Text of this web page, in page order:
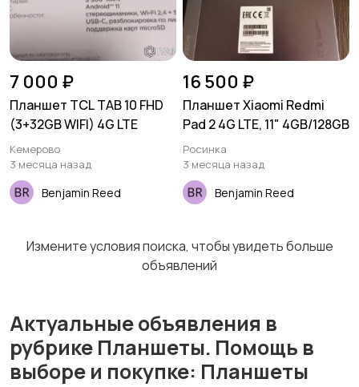
7 000 ₽
Планшет TCL TAB 10 FHD
(3+32GB WIFI) 4G LTE
Кемерово
3 месяца назад
Benjamin Reed
16 500 ₽
Планшет Xiaomi Redmi
Pad 2 4G LTE, 11" 4GB/128GB
Росинка
3 месяца назад
Benjamin Reed
Измените условия поиска, чтобы увидеть больше
объявлений
Актуальные объявления в
рубрике Планшеты. Помощь в
выборе и покупке: Планшеты